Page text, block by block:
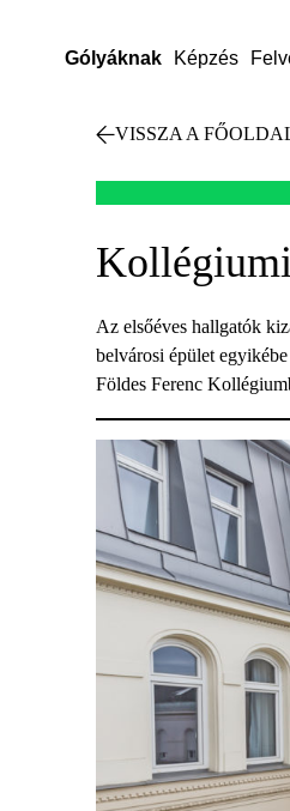
Gólyáknak Képzés
VISSZA A
Az elsőéves hallgatók
belvárosi épület
Földes Ferenc